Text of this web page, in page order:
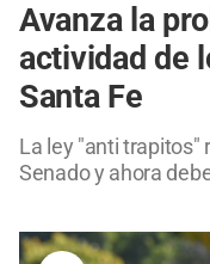
Avanza la
actividad de
Santa Fe
La ley "anti trapitos"
Senado y ahora